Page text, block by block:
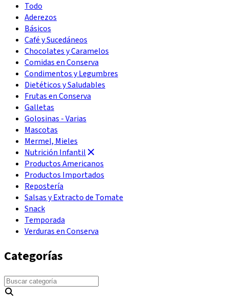
Todo
Aderezos
Básicos
Café y Sucedáneos
Chocolates y Caramelos
Comidas en Conserva
Condimentos y Legumbres
Dietéticos y Saludables
Frutas en Conserva
Galletas
Golosinas - Varias
Mascotas
Mermel, Mieles
Nutrición Infantil
Productos Americanos
Productos Importados
Repostería
Salsas y Extracto de Tomate
Snack
Temporada
Verduras en Conserva
Categorías